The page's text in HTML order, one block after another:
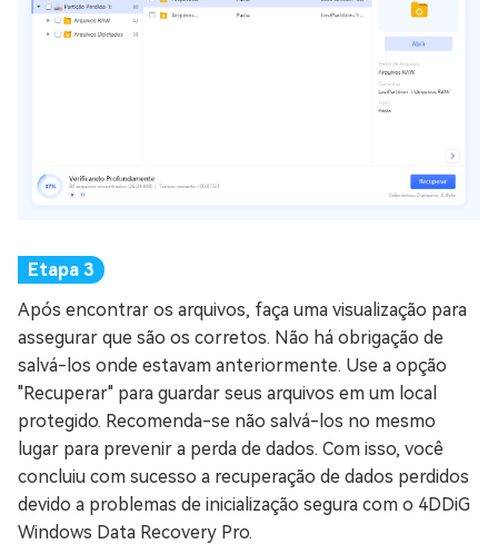
Após encontrar os arquivos, faça uma visualização para
assegurar que são os corretos. Não há obrigação de
salvá-los onde estavam anteriormente. Use a opção
"Recuperar" para guardar seus arquivos em um local
protegido. Recomenda-se não salvá-los no mesmo
lugar para prevenir a perda de dados. Com isso, você
concluiu com sucesso a recuperação de dados perdidos
devido a problemas de inicialização segura com o 4DDiG
Windows Data Recovery Pro.